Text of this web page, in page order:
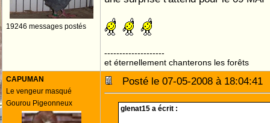
19246 messages postés
--------------------
et éternellement chanterons les forêts
CAPUMAN
Le vengeur masqué
Gourou Pigeonneux
Posté le 07-05-2008 à
glenat15 a écrit :